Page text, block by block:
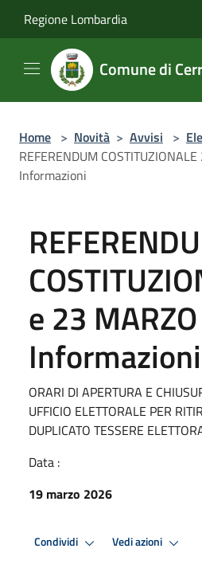
Regione Lombardia
Comune di
Home > Novità > Avvisi >
REFERENDUM
Informazioni
e 23
Informazioni
ORARI DI APERTURA E
UFFICIO ELETTORALE PER
DUPLICATO TESSERE
Data :
19 marzo 2026
Condividi Vedi azioni